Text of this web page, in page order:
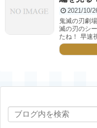
2021/10/
鬼滅の刃劇
滅の刃のシ
たね！ 早速